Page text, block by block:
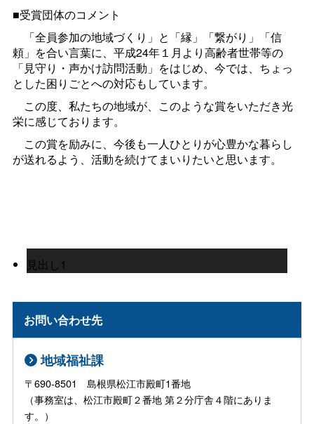
■受賞団体のコメント
「全員参加の地域づくり」と「縁」「繋がり」「信
頼」を合い言葉に、平成24年１月より高齢者世帯等の
「見守り・声かけ訪問活動」をはじめ、今では、ちょっ
とした困りごとへの対応もしています。
この度、私たちの地域が、このような賞をいただき光
栄に感じております。
この賞を励みに、今後も一人ひとりが心豊かな暮らし
が送れるよう、活動を続けてまいりたいと思います。
見出し1
お問い合わせ先
地域福祉課
〒690-8501 島根県松江市殿町1番地
（事務室は、松江市殿町２番地 第２分庁舎４階にありま
す。）